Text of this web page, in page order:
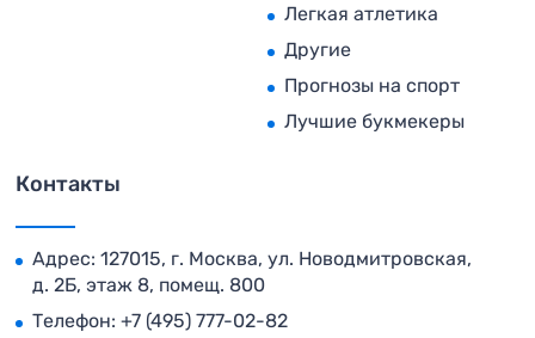
Легкая атлетика
Другие
Прогнозы на спорт
Лучшие букмекеры
Контакты
Адрес: 127015, г. Москва, ул. Новодмитровская,
д. 2Б, этаж 8, помещ. 800
Телефон: +7 (495) 777-02-82